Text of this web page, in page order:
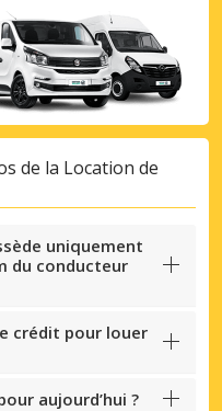
de la Location de
uniquement
du conducteur
crédit pour louer
aujourd’hui ?